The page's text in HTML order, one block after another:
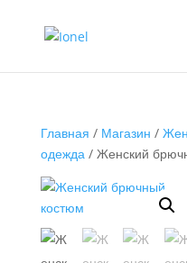
Главная / Магазин /
одежда/ Женский